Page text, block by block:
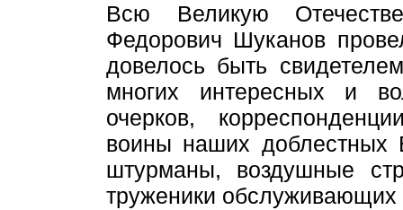
Всю Великую
Федорович Шуканов
довелось быть
многих интересных и
очерков,
воины наших доблестных
штурманы, воздушные
труженики обслуживающих